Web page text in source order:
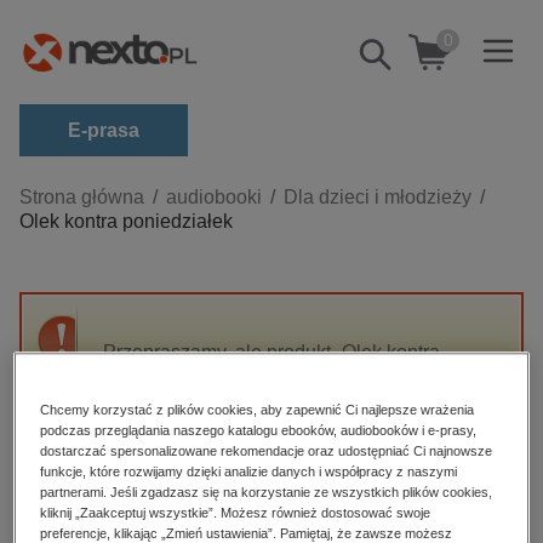
Pokaż/schowaj
wyszukiwarkę
0
E-prasa
Kategorie
Zobacz wszystkie E-prasa
budownictwo, aranżacja wnętrz
darmowe wydania
edukacja
hobby, sport, rozrywka
komputery, internet, technologie, informatyka
Strona główna audiobooki
Dla dzieci i młodzieży
Olek kontra poniedziałek
Przepraszamy, ale produkt „Olek kontra
High-contrast mode
Polecane
Chcemy korzystać z plików cookies, aby zapewnić Ci najlepsze wrażenia
podczas przeglądania naszego katalogu ebooków, audiobooków i e-prasy,
dostarczać spersonalizowane rekomendacje oraz udostępniać Ci najnowsze
funkcje, które rozwijamy dzięki analizie danych i współpracy z naszymi
partnerami. Jeśli zgadzasz się na korzystanie ze wszystkich plików cookies,
kliknij „Zaakceptuj wszystkie”. Możesz również dostosować swoje
preferencje, klikając „Zmień ustawienia”. Pamiętaj, że zawsze możesz